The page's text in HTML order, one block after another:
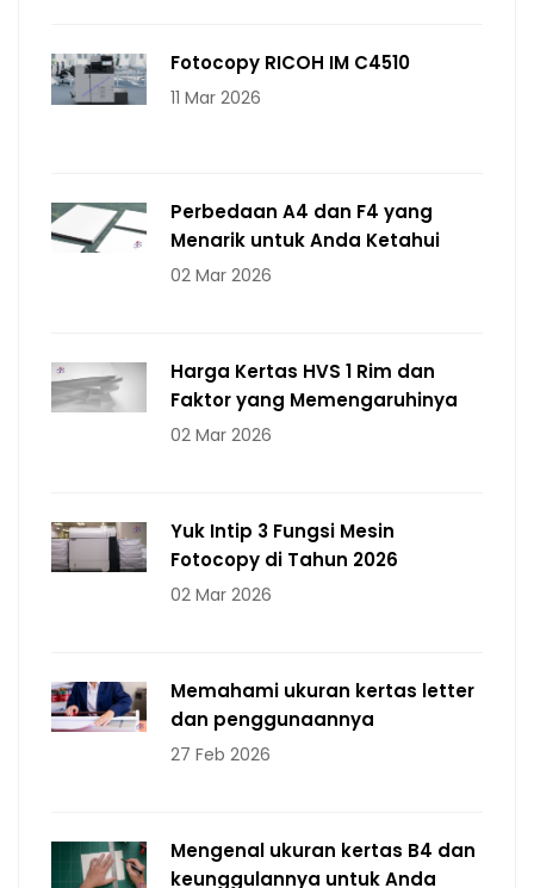
Fotocopy RICOH IM C4510
11 Mar 2026
Perbedaan A4 dan F4 yang
Menarik untuk Anda Ketahui
02 Mar 2026
Harga Kertas HVS 1 Rim dan
Faktor yang Memengaruhinya
02 Mar 2026
Yuk Intip 3 Fungsi Mesin
Fotocopy di Tahun 2026
02 Mar 2026
Memahami ukuran kertas letter
dan penggunaannya
27 Feb 2026
Mengenal ukuran kertas B4 dan
keunggulannya untuk Anda